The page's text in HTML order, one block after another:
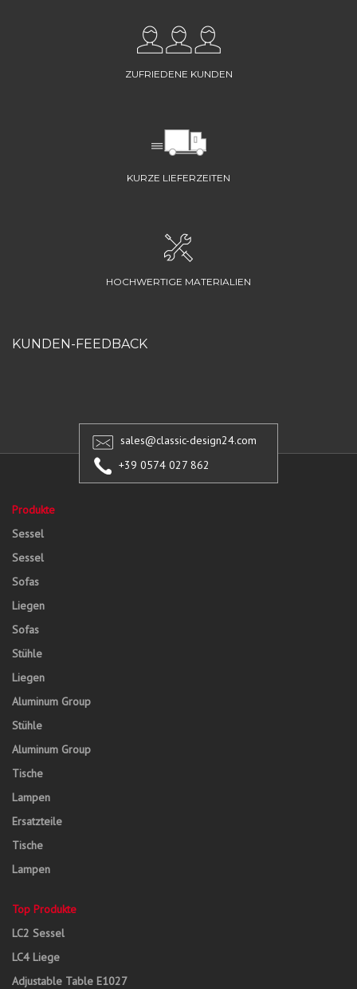
ZUFRIEDENE KUNDEN
KURZE LIEFERZEITEN
HOCHWERTIGE MATERIALIEN
KUNDEN-FEEDBACK
sales@classic-design24.com
+39 0574 027 862
Produkte
Sessel
Sessel
Sofas
Liegen
Sofas
Stühle
Liegen
Aluminum Group
Stühle
Aluminum Group
Tische
Lampen
Ersatzteile
Tische
Lampen
Top Produkte
LC2 Sessel
LC4 Liege
Adjustable Table E1027